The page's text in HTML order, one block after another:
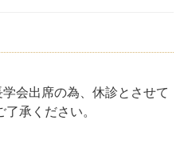
会出席の為、休診とさせて
承ください。